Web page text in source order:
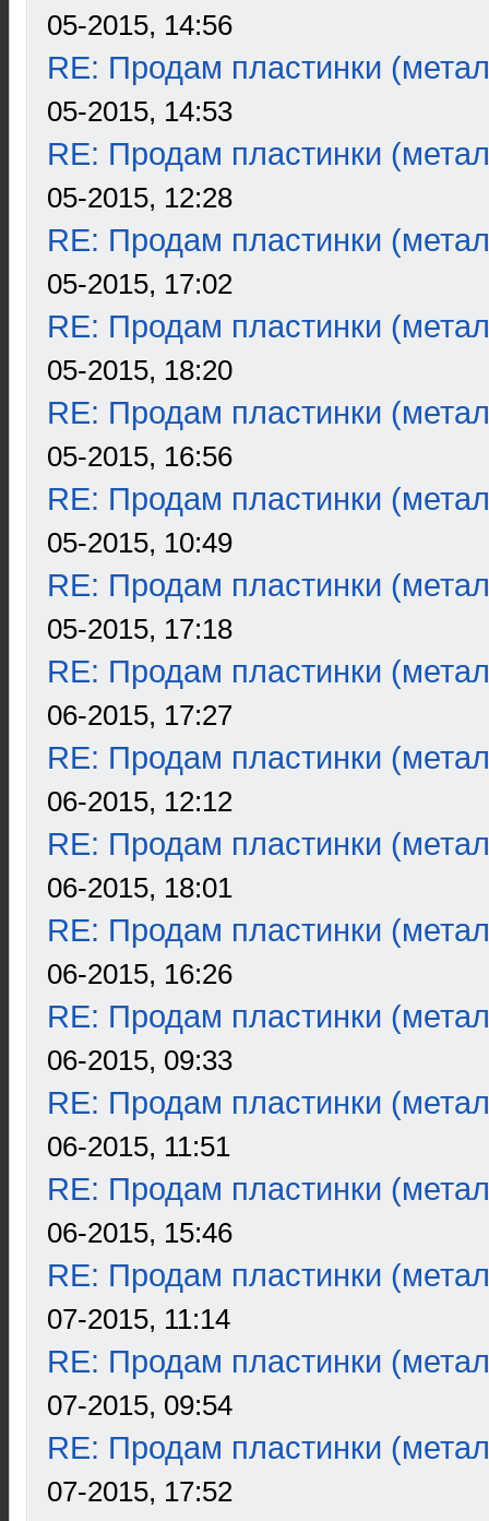
05-2015, 14:56
RE: Продам пластинки
05-2015, 14:53
RE: Продам пластинки
05-2015, 12:28
RE: Продам пластинки
05-2015, 17:02
RE: Продам пластинки
05-2015, 18:20
RE: Продам пластинки
05-2015, 16:56
RE: Продам пластинки
05-2015, 10:49
RE: Продам пластинки
05-2015, 17:18
RE: Продам пластинки
06-2015, 17:27
RE: Продам пластинки
06-2015, 12:12
RE: Продам пластинки
06-2015, 18:01
RE: Продам пластинки
06-2015, 16:26
RE: Продам пластинки
06-2015, 09:33
RE: Продам пластинки
06-2015, 11:51
RE: Продам пластинки
06-2015, 15:46
RE: Продам пластинки
07-2015, 11:14
RE: Продам пластинки
07-2015, 09:54
RE: Продам пластинки
07-2015, 17:52